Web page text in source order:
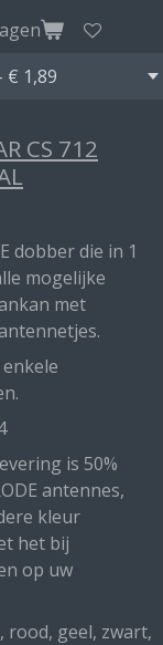
CS 712
dobber die in 1
mogelijke
met
is 50%
antennes,
kleur
het bij
op uw
rood, geel, zwart,